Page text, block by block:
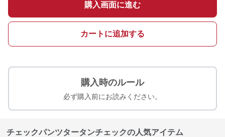
購入画面に進む
カートに追加する
購入時のルール
必ず購入前にお読みください。
チェックパンツタータンチェックの人気アイテム